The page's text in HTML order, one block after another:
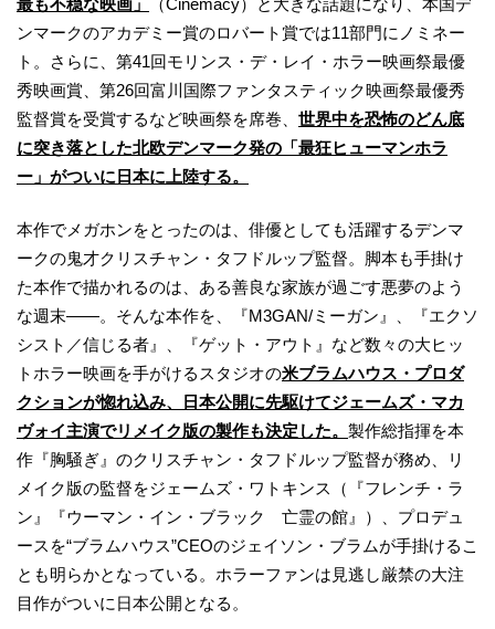
ンマークのアカデミー賞のロバート賞では11部門にノミネー
ト。さらに、第41回モリンス・デ・レイ・ホラー映画祭最優
秀映画賞、第26回富川国際ファンタスティック映画祭最優秀
監督賞を受賞するなど映画祭を席巻、 世界中を恐怖のどん底
に突き落とした北欧デンマーク発の「最狂ヒューマンホラ
ー」がついに日本に上陸する。
本作でメガホンをとったのは、俳優としても活躍するデンマ
ークの鬼才クリスチャン・タフドルップ監督。脚本も手掛け
た本作で描かれるのは、ある善良な家族が過ごす悪夢のよう
な週末――。そんな本作を、『M3GAN/ミーガン』、『エクソ
シスト／信じる者』、『ゲット・アウト』など数々の大ヒッ
トホラー映画を手がけるスタジオの米ブラムハウス・プロダ
クションが惚れ込み、日本公開に先駆けてジェームズ・マカ
ヴォイ主演でリメイク版の製作も決定した。 製作総指揮を本
作『胸騒ぎ』のクリスチャン・タフドルップ監督が務め、リ
メイク版の監督をジェームズ・ワトキンス（『フレンチ・ラ
ン』『ウーマン・イン・ブラック 亡霊の館』）、プロデュ
ースを“ブラムハウス”CEOのジェイソン・ブラムが手掛けるこ
とも明らかとなっている。ホラーファンは見逃し厳禁の大注
目作がついに日本公開となる。